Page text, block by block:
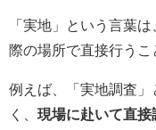
「実地」という言葉
際の場所で直接行うこ
例えば、「実地調査
く、 現場に赴いて直接